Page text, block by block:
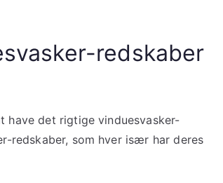
redskaber
have det rigtige vinduesvasker-
redskaber, som hver især har deres